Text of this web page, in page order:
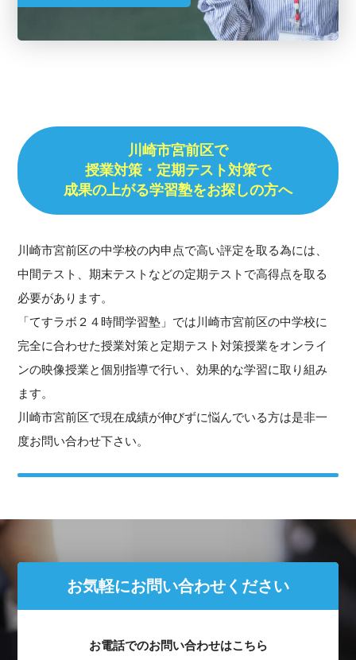
川崎市宮前区で
授業対策・ 定期テスト対策で
成果の上がる学習塾をお探しの方へ
川崎市宮前区の中学校の内申点で高い評定を取る為には、
中間テスト、期末テストなどの定期テストで高得点を取る
必要があります。
「てすラボ２４時間学習塾」では川崎市宮前区の中学校に
完全に合わせた授業対策と定期テスト対策授業をオンライ
ンの映像授業と個別指導で行い、効果的な学習に取り組み
ます。
川崎市宮前区で現在成績が伸びずに悩んでいる方は是非一
度お問い合わせ下さい。
お気軽にお問い合わせください
お電話でのお問い合わせはこちら